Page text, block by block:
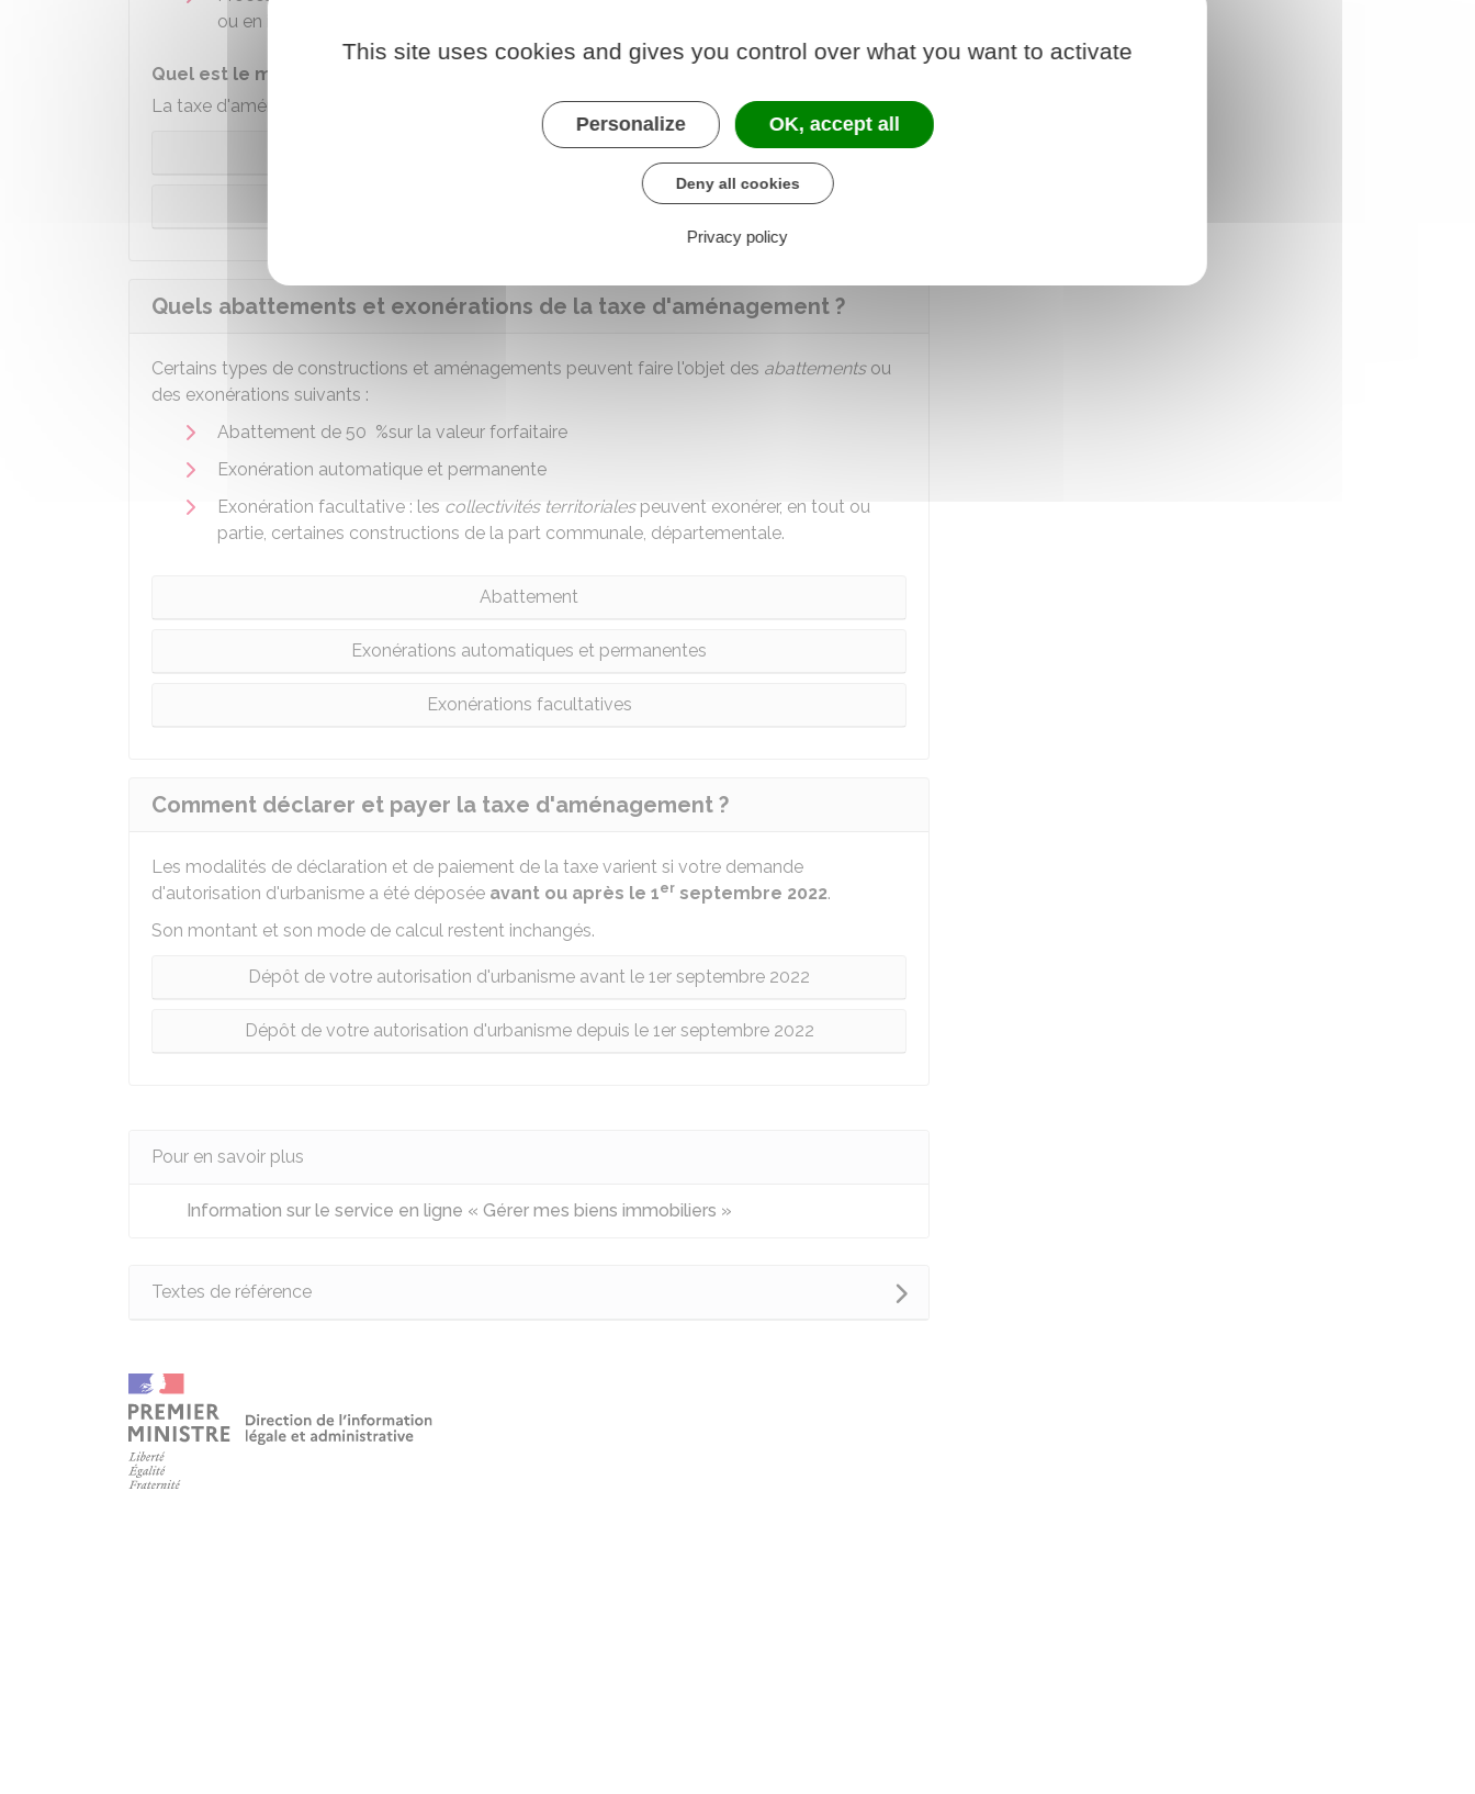
ou en infraction.
Quel est le mode de calcul selon la nature du projet ?
La taxe d'aménagement est calculée différemment suivant votre projet :
Projet de construction
Projet d'aménagement ou d'installation
Quels abattements et exonérations de la taxe d'aménagement ?
Certains types de constructions et aménagements peuvent faire l'objet des abattementsou
des exonérations suivants :
Abattement de 50 %sur la valeur forfaitaire
Exonération automatique et permanente
Exonération facultative : les collectivités territorialespeuvent exonérer, en tout ou
partie, certaines constructions de la part communale, départementale.
Abattement
Exonérations automatiques et permanentes
Exonérations facultatives
Comment déclarer et payer la taxe d'aménagement ?
Les modalités de déclaration et de paiement de la taxe varient si votre demande
d'autorisation d'urbanisme a été déposée avant ou après le 1er septembre 2022.
Son montant et son mode de calcul restent inchangés.
Dépôt de votre autorisation d'urbanisme avant le 1er septembre 2022
Dépôt de votre autorisation d'urbanisme depuis le 1er septembre 2022
Pour en savoir plus
Information sur le service en ligne « Gérer mes biens immobiliers »
Textes de référence
This site uses cookies and gives you control over what you want to activate
Personalize OK, accept all
Deny all cookies
Privacy policy